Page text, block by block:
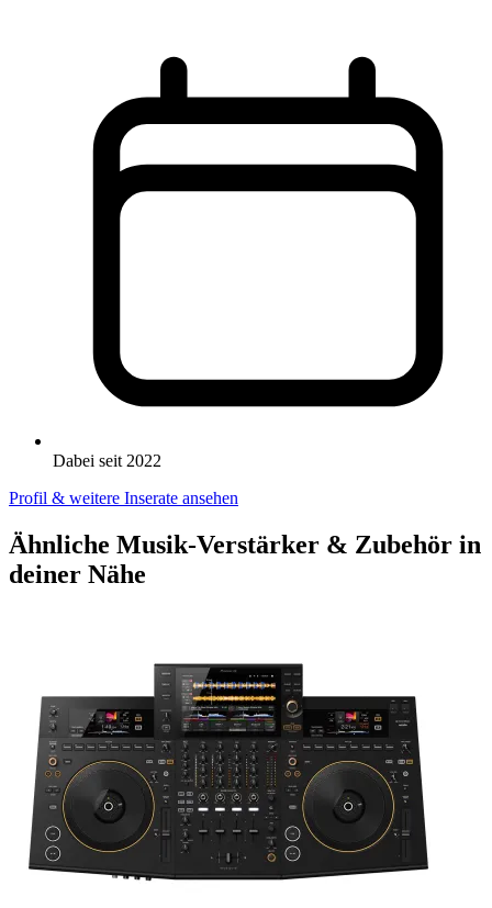
Dabei seit 2022
Profil & weitere Inserate ansehen
Ähnliche Musik-Verstärker & Zubehör in
deiner Nähe